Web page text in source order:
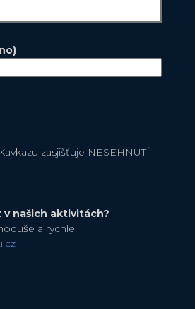
zasjišťuje NESEHNUTÍ
našich aktivitách?
a rychle